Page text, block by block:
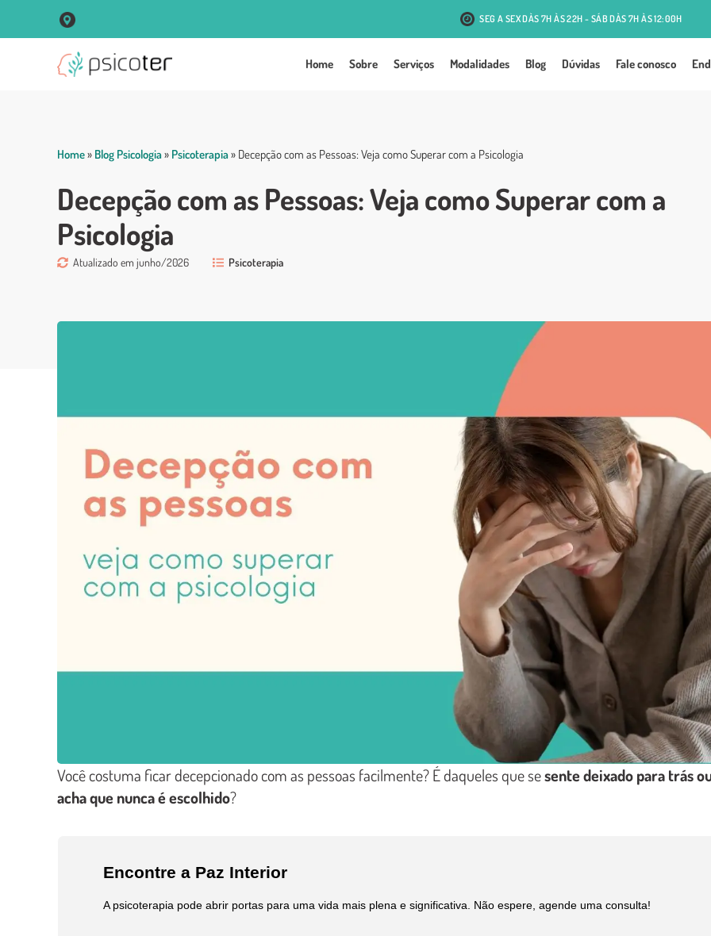
R. Vigário José Inácio, 250 Sala 102 Centro - Porto Alegre R. Antônio J. Mesquita, 131 - Passo d'Areia - Porto Alegre
SEG A SEX DÀS 7H ÀS 22H - SÁB DÀS 7H ÀS 12:00H
Home Sobre Serviços Modalidades Blog Dúvidas Fale conosco
Home» Blog Psicologia» Psicoterapia» Decepção com as Pessoas: Veja como Superar com a Psicologia
Decepção com as Pessoas: Veja como Superar com a
Psicologia
Atualizado em junho/2026 Psicoterapia
Você costuma ficar decepcionado com as pessoas facilmente? É daqueles que sesente deixado para trás
acha que nunca é escolhido?
Encontre a Paz Interior
A psicoterapia pode abrir portas para uma vida mais plena e significativa. Não espere, agende uma consulta!